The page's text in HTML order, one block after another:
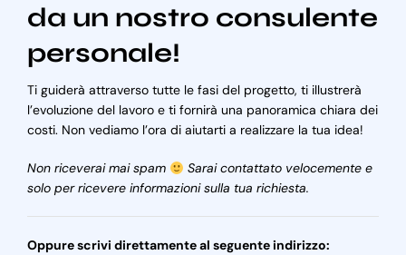
da un nostro consulente
personale!
Ti guiderà attraverso tutte le fasi del progetto, ti illustrerà
l’evoluzione del lavoro e ti fornirà una panoramica chiara dei
costi. Non vediamo l’ora di aiutarti a realizzare la tua idea!
Non riceverai mai spam
Sarai contattato velocemente e
solo per ricevere informazioni sulla tua richiesta.
Oppure scrivi direttamente al seguente indirizzo: